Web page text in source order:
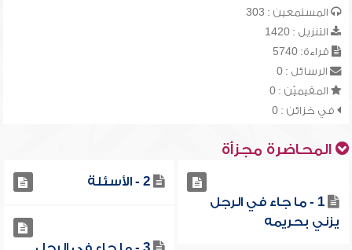
المستمعين : 303
التنزيل : 1420
قراءة: 5740
الرسائل : 0
المقيميّن : 0
في خزائن : 0
المحاضرة مجزأة
1 - ما جاء في الرجل
يزني بحريمه
2 - الأسئلة